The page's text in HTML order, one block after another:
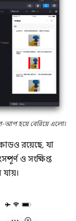
আপ হয়ে বেরিয়ে এলো।
রয়েছে, যা
ও সংক্ষিপ্ত
যায়।